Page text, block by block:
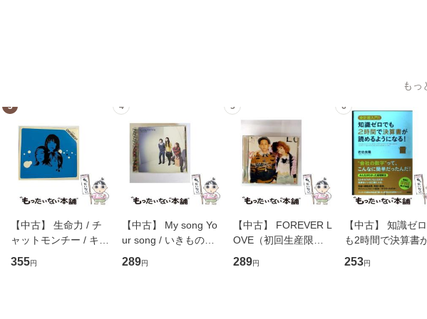
もっ
3
【中古】 生命力 / チ
ャットモンチー / キュ
ーンレコード [CD]
【メール便送料無料】
355円
4
【中古】 My song Yo
ur song / いきものが
かり / [CD]【メール便
送料無料】
289円
5
【中古】 FOREVER L
OVE（初回生産限定
盤） / 清水翔太×加藤
ミリヤ / [CD]【メール
289円
6
【中古】 知識ゼ
も2時間で決算書が
めるようになる！
計超入門！ / 佐伯
253円